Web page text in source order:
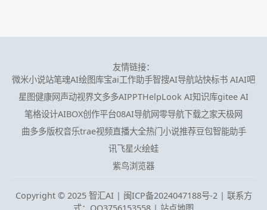
友情链接：
微米小说站笔魂AI绘图库宝ai工作助手智搜AI导航站快标书 AIAI吧
星图健康网声动视界文多多AIPPTHelpLook AI知识库gitee AI
笔格设计AIBOX创作平台08AI导航网零导航下载之家天极网
曲多多版权音乐trae视频直播大全热门小说推荐豆包智能助手
讯飞星火绘蛙
紫鸟浏览器
Copyright © 2025 智汇AI | 闽ICP备2024047188号-2 | 联系方